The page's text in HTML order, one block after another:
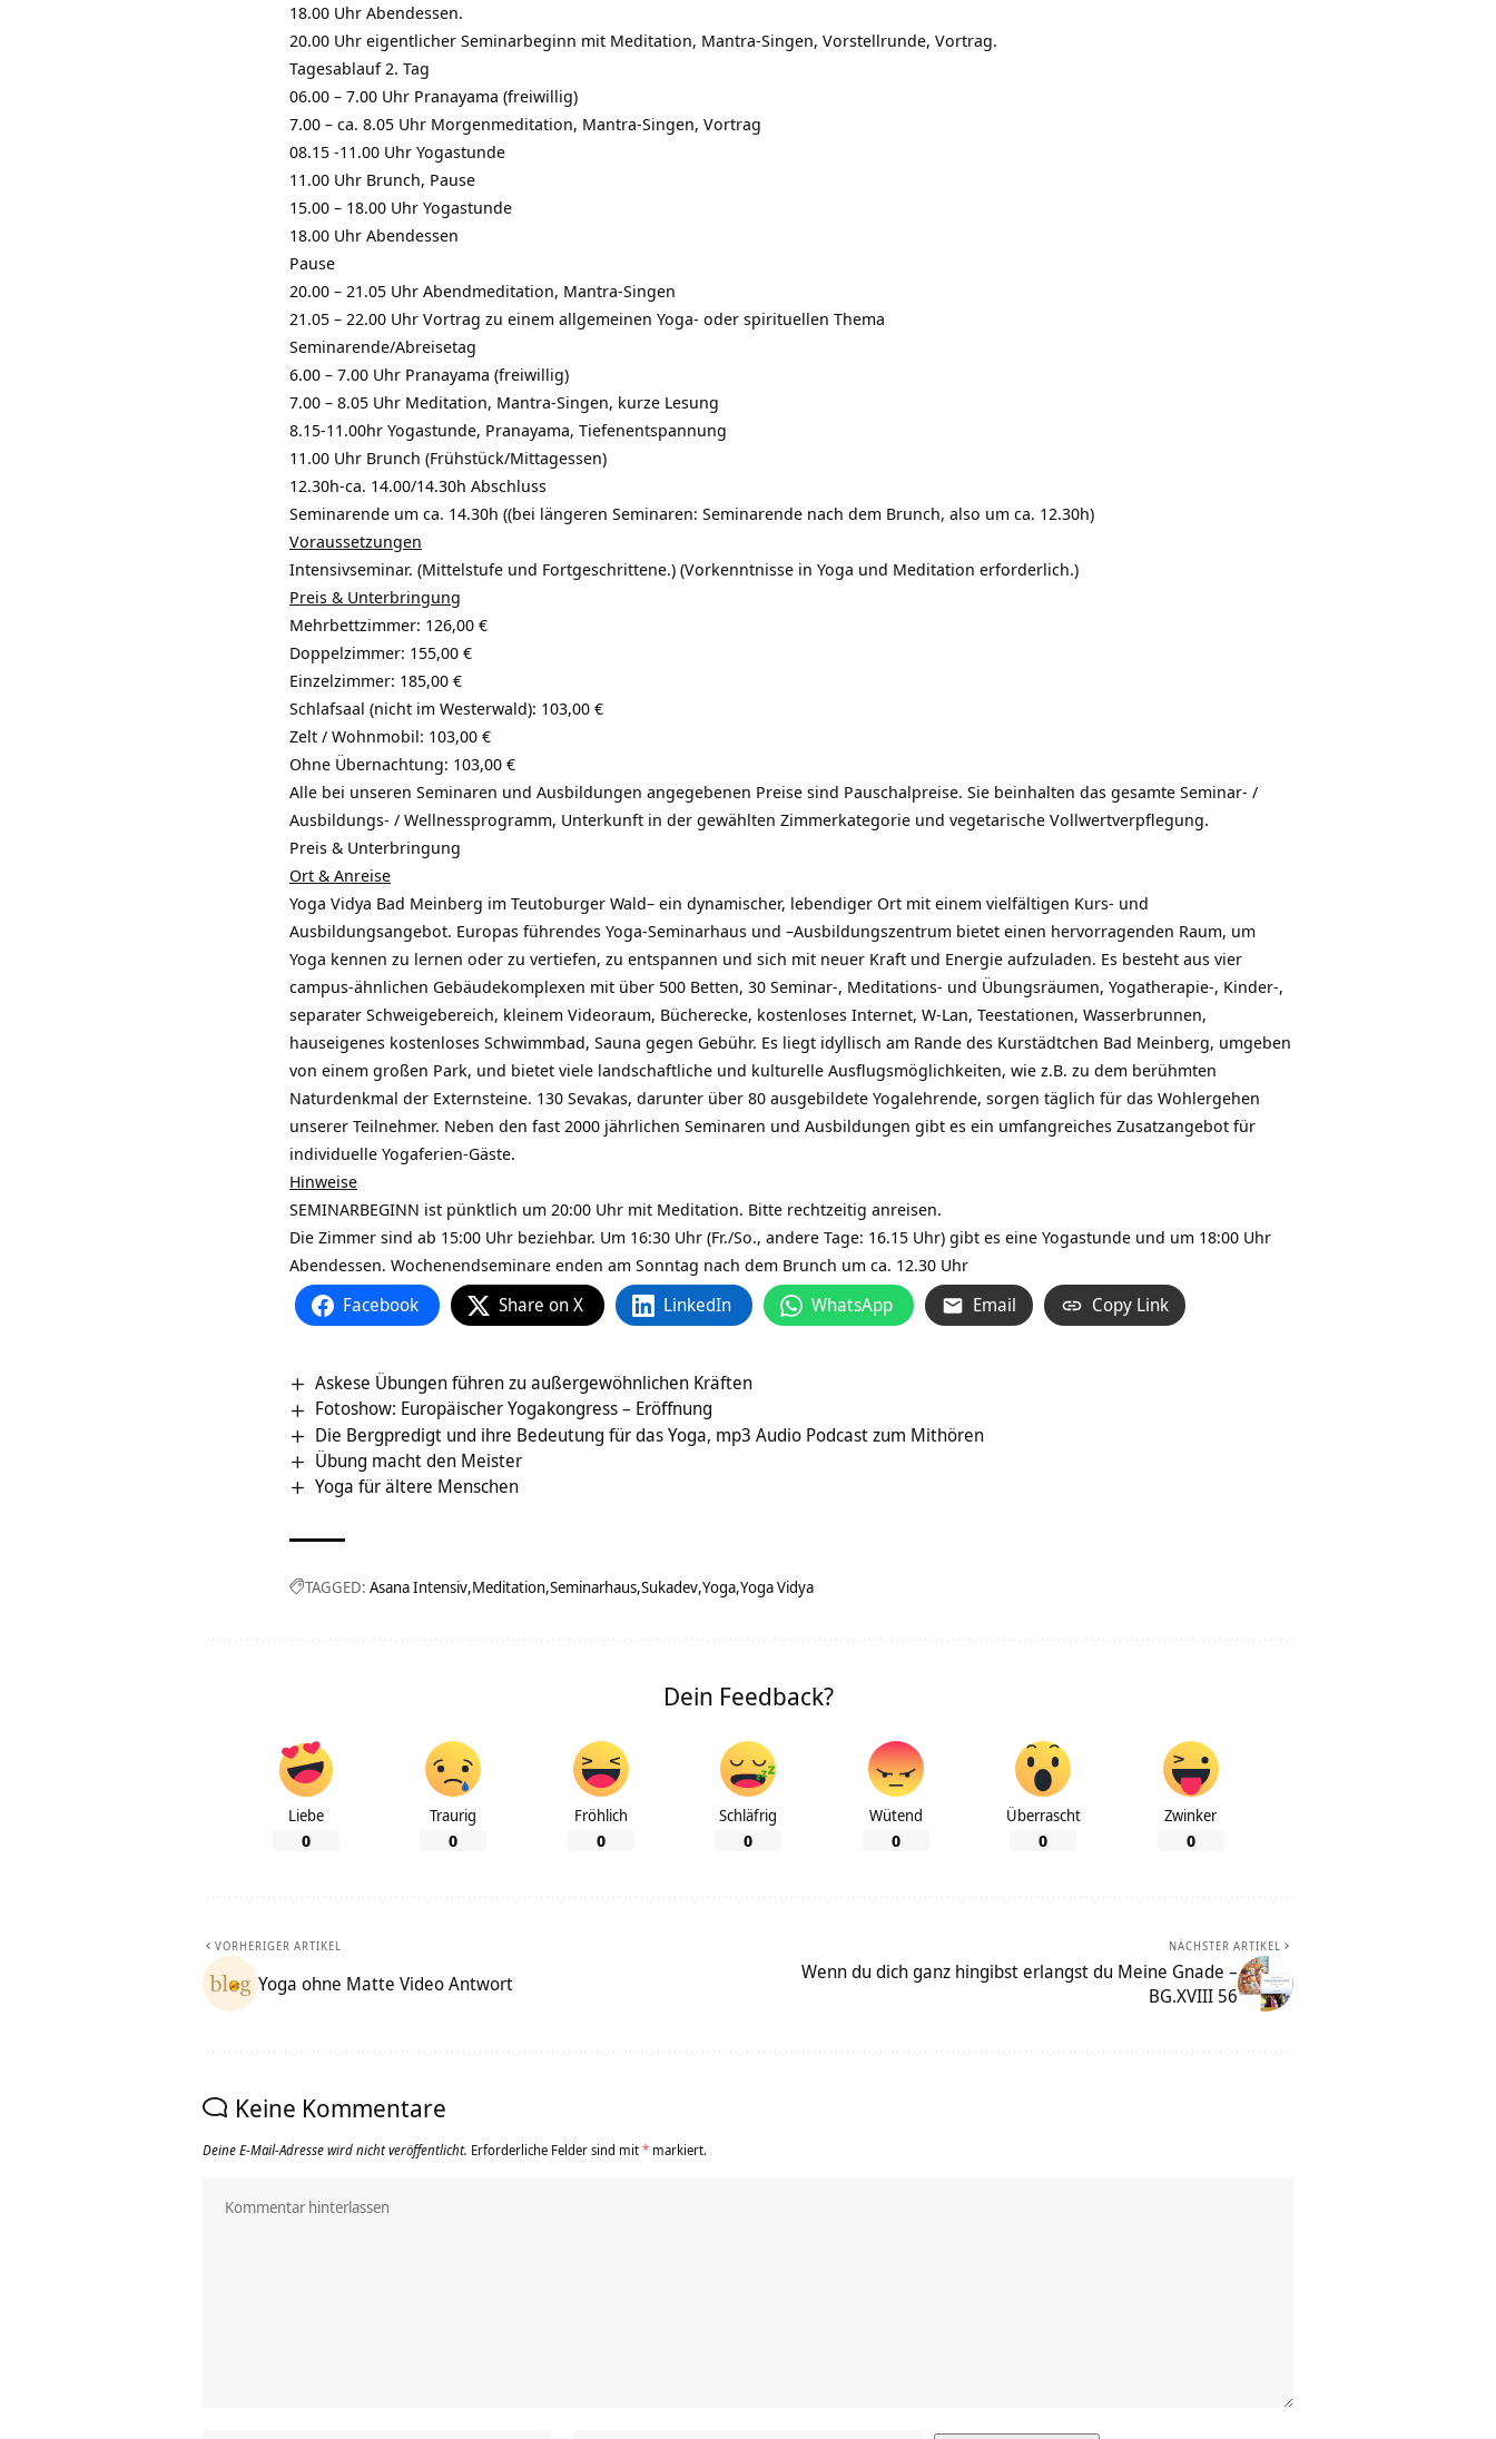
18.00 Uhr Abendessen.
20.00 Uhr eigentlicher Seminarbeginn mit Meditation, Mantra-Singen, Vorstellrunde, Vortrag.
Tagesablauf 2. Tag
06.00 – 7.00 Uhr Pranayama (freiwillig)
7.00 – ca. 8.05 Uhr Morgenmeditation, Mantra-Singen, Vortrag
08.15 -11.00 Uhr Yogastunde
11.00 Uhr Brunch, Pause
15.00 – 18.00 Uhr Yogastunde
18.00 Uhr Abendessen
Pause
20.00 – 21.05 Uhr Abendmeditation, Mantra-Singen
21.05 – 22.00 Uhr Vortrag zu einem allgemeinen Yoga- oder spirituellen Thema
Seminarende/Abreisetag
6.00 – 7.00 Uhr Pranayama (freiwillig)
7.00 – 8.05 Uhr Meditation, Mantra-Singen, kurze Lesung
8.15-11.00hr Yogastunde, Pranayama, Tiefenentspannung
11.00 Uhr Brunch (Frühstück/Mittagessen)
12.30h-ca. 14.00/14.30h Abschluss
Seminarende um ca. 14.30h ((bei längeren Seminaren: Seminarende nach dem Brunch, also um ca. 12.30h)
Voraussetzungen
Intensivseminar. (Mittelstufe und Fortgeschrittene.) (Vorkenntnisse in Yoga und Meditation erforderlich.)
Preis & Unterbringung
Mehrbettzimmer: 126,00 €
Doppelzimmer: 155,00 €
Einzelzimmer: 185,00 €
Schlafsaal (nicht im Westerwald): 103,00 €
Zelt / Wohnmobil: 103,00 €
Ohne Übernachtung: 103,00 €
Alle bei unseren Seminaren und Ausbildungen angegebenen Preise sind Pauschalpreise. Sie beinhalten das gesamte Seminar- /
Ausbildungs- / Wellnessprogramm, Unterkunft in der gewählten Zimmerkategorie und vegetarische Vollwertverpflegung.
Preis & Unterbringung
Ort & Anreise
Yoga Vidya Bad Meinberg im Teutoburger Wald– ein dynamischer, lebendiger Ort mit einem vielfältigen Kurs- und
Ausbildungsangebot. Europas führendes Yoga-Seminarhaus und –Ausbildungszentrum bietet einen hervorragenden Raum, um
Yoga kennen zu lernen oder zu vertiefen, zu entspannen und sich mit neuer Kraft und Energie aufzuladen. Es besteht aus vier
campus-ähnlichen Gebäudekomplexen mit über 500 Betten, 30 Seminar-, Meditations- und Übungsräumen, Yogatherapie-, Kinder-,
separater Schweigebereich, kleinem Videoraum, Bücherecke, kostenloses Internet, W-Lan, Teestationen, Wasserbrunnen,
hauseigenes kostenloses Schwimmbad, Sauna gegen Gebühr. Es liegt idyllisch am Rande des Kurstädtchen Bad Meinberg, umgeben
von einem großen Park, und bietet viele landschaftliche und kulturelle Ausflugsmöglichkeiten, wie z.B. zu dem berühmten
Naturdenkmal der Externsteine. 130 Sevakas, darunter über 80 ausgebildete Yogalehrende, sorgen täglich für das Wohlergehen
unserer Teilnehmer. Neben den fast 2000 jährlichen Seminaren und Ausbildungen gibt es ein umfangreiches Zusatzangebot für
individuelle Yogaferien-Gäste.
Hinweise
SEMINARBEGINN ist pünktlich um 20:00 Uhr mit Meditation. Bitte rechtzeitig anreisen.
Die Zimmer sind ab 15:00 Uhr beziehbar. Um 16:30 Uhr (Fr./So., andere Tage: 16.15 Uhr) gibt es eine Yogastunde und um 18:00 Uhr
Abendessen. Wochenendseminare enden am Sonntag nach dem Brunch um ca. 12.30 Uhr
Facebook Share on X LinkedIn WhatsApp Email Copy Link
Askese Übungen führen zu außergewöhnlichen Kräften
Fotoshow: Europäischer Yogakongress – Eröffnung
Die Bergpredigt und ihre Bedeutung für das Yoga, mp3 Audio Podcast zum Mithören
Übung macht den Meister
Yoga für ältere Menschen
TAGGED: Asana Intensiv Meditation Seminarhaus Sukadev Yoga Yoga Vidya
Dein Feedback?
Liebe
0
Traurig
0
Fröhlich
0
Schläfrig
0
Wütend
0
Überrascht
0
Zwinker
0
VORHERIGER ARTIKEL
Yoga ohne Matte Video Antwort
NÄCHSTER ARTIKEL
Wenn du dich ganz hingibst erlangst du Meine Gnade –
BG.XVIII 56
Keine Kommentare
Deine E-Mail-Adresse wird nicht veröffentlicht. Erforderliche Felder sind mit* markiert.